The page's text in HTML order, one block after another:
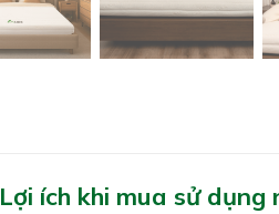
Lợi ích khi mua sử dụng